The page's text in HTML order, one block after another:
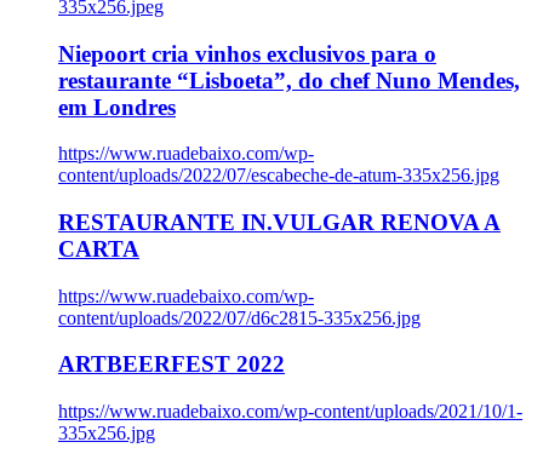
335x256.jpeg
Niepoort cria vinhos exclusivos para o
restaurante “Lisboeta”, do chef Nuno Mendes,
em Londres
https://www.ruadebaixo.com/wp-
content/uploads/2022/07/escabeche-de-atum-335x256.jpg
RESTAURANTE IN.VULGAR RENOVA A
CARTA
https://www.ruadebaixo.com/wp-
content/uploads/2022/07/d6c2815-335x256.jpg
ARTBEERFEST 2022
https://www.ruadebaixo.com/wp-content/uploads/2021/10/1-
335x256.jpg